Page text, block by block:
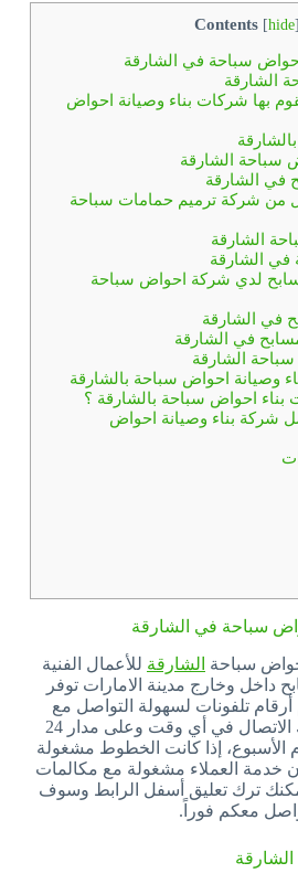
Contents [hide]
سباحة في الشارقة
الشارقة
بها شركات بناء وصيانة احواض
سباحة الشارقة
في الشارقة
من شركة ترميم حمامات سباحة
الشارقة
في الشارقة
لدي شركة احواض سباحة
في الشارقة
في الشارقة
الشارقة
وصيانة احواض سباحة بالشارقة
احواض سباحة بالشارقة ؟
شركة بناء وصيانة احواض
سباحة في الشارقة
سباحة الشارقة للأعمال الفنية
داخل وخارج مدينة الامارات توفر
أرقام تلفونات لسهولة التواصل مع
عملائها الكرام، يمكنك الاتصال في أي وقت وعلى مدار 24
الأسبوع، إذا كانت الخطوط مشغولة
خدمة العملاء مشغولة مع مكالمات
ترك تعليق أسفل الرابط وسوف
معكم فوراً.